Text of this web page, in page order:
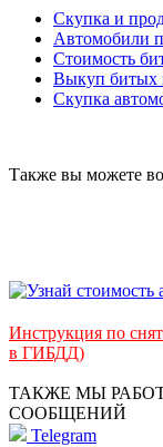
Скупка и
Автомобили
Стоимость
Выкуп битых
Скупка
Также вы можете
Инструкция по
в ГИБДД)
ТАКЖЕ МЫ
СООБЩЕНИЙ
Telegram